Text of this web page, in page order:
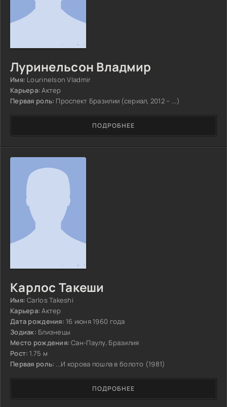
Луринельсон Владмир
Имя: Lourinelson Vladmir
Карьера: Актер
Первая роль: Проспект Бразилии (сериал, 2012 – ...)
ПОДРОБНЕЕ
Карлос Такеши
Имя: Carlos Takeshi
Карьера: Актер
Дата рождения: 16 июня 1960 года
Зодиак: Близнецы
Место рождения: Сан-Паулу, Бразилия
Рост: 1.75 м
Первая роль: ...И корова пошла в болото (1981)
ПОДРОБНЕЕ